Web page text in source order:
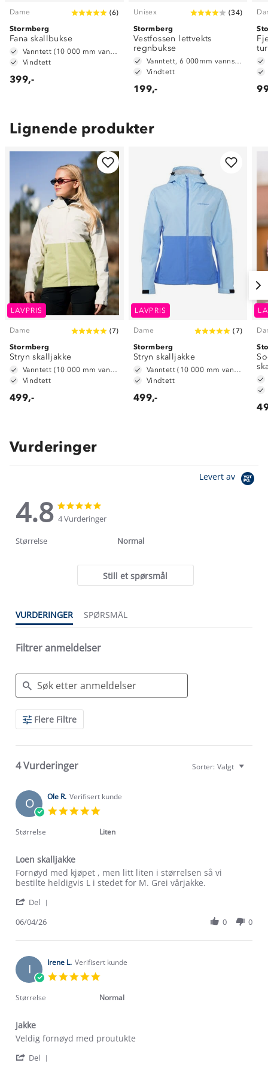
Dame (6)
Stormberg
Fana skallbukse
Vindtett
399,-
Unisex (34)
Stormberg
Vestfossen lettvekts
regnbukse
Vanntett, 6 000mm vannsøyle
Vindtett
199,-
Lignende produkter
LAVPRIS
Dame (7)
Stormberg
Stryn skalljakke
Vindtett
499,-
LAVPRIS
Dame (7)
Stormberg
Stryn skalljakke
Vindtett
499,-
Vurderinger
Levert av
4.8
4.8
star
rating
star
4 Vurderinger
Størrelse Normal
Still et spørsmål
VURDERINGER SPØRSMÅL
Filtrer anmeldelser
Search
ReviewsFlere Filtre
4 Vurderinger Sorter: Valgt
O Ole R. Verifisert kunde
rating
Størrelse Liten
Loen skalljakke
Review
by
R.
6
2026
review
stating
skalljakke
Fornøyd med kjøpet , men litt liten i størrelsen så vi
bestilte heldigvis L i stedet for M. Grei vårjakke.
Del
Ole
on
6
Apr
06/04/26 0 0
I Irene L. Verifisert kunde
rating
Størrelse Normal
Jakke
Review
Irene
review
Jakke
Veldig fornøyd med proutukte
Del